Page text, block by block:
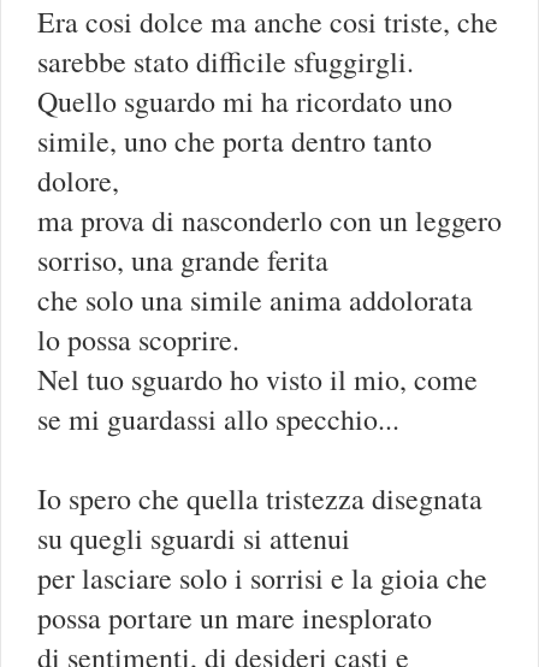
Era cosi dolce ma anche cosi triste, che
sarebbe stato difficile sfuggirgli.
Quello sguardo mi ha ricordato uno
simile, uno che porta dentro tanto
dolore,
ma prova di nasconderlo con un leggero
sorriso, una grande ferita
che solo una simile anima addolorata
lo possa scoprire.
Nel tuo sguardo ho visto il mio, come
se mi guardassi allo specchio...
Io spero che quella tristezza disegnata
su quegli sguardi si attenui
per lasciare solo i sorrisi e la gioia che
possa portare un mare inesplorato
di sentimenti, di desideri casti e